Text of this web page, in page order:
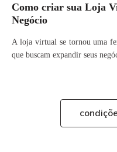
Como criar sua Loja
Negócio
A loja virtual se tornou uma
que buscam expandir seus